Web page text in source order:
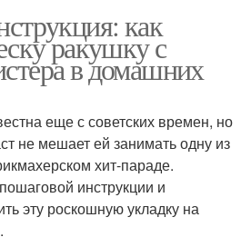
как
ракушку с
в домашних
еще с советских времен, но
не мешает ей занимать одну из
хит-параде.
инструкции и
эту роскошную укладку на